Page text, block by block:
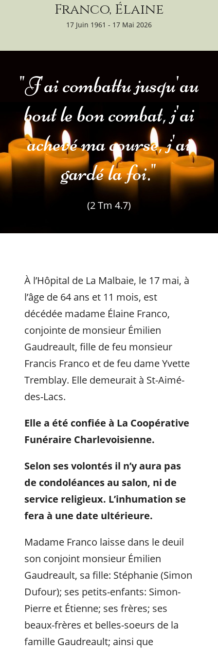
Franco, Élaine
17 Juin 1961 - 17 Mai 2026
"J'ai combattu jusqu'au
bout le bon combat, j'ai
achevé ma course, j'ai
gardé la foi."
(2 Tm 4.7)
À l’Hôpital de La Malbaie, le 17 mai, à
l’âge de 64 ans et 11 mois, est
décédée madame Élaine Franco,
conjointe de monsieur Émilien
Gaudreault, fille de feu monsieur
Francis Franco et de feu dame Yvette
Tremblay. Elle demeurait à St-Aimé-
des-Lacs.
Elle a été confiée à La Coopérative
Funéraire Charlevoisienne.
Selon ses volontés il n’y aura pas
de condoléances au salon, ni de
service religieux. L’inhumation se
fera à une date ultérieure.
Madame Franco laisse dans le deuil
son conjoint monsieur Émilien
Gaudreault, sa fille: Stéphanie (Simon
Dufour); ses petits-enfants: Simon-
Pierre et Étienne; ses frères; ses
beaux-frères et belles-soeurs de la
famille Gaudreault; ainsi que